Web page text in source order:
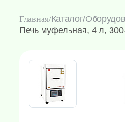
Главная Каталог/
Печь муфельная, 4 л,